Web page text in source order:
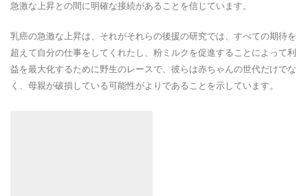
急激な上昇との間に明確な接続があることを信じています。
乳癌の急激な上昇は、それがそれらの後援の研究では、すべての期待を
超えて自分の仕事をしてくれたし、粉ミルクを促進することによって利
益を最大化するために野生のレースで、彼らは赤ちゃんの世代だけでな
く、母親が破損している可能性がよりであることを示しています。